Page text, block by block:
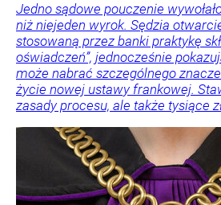
Jedno sądowe pouczenie
niż niejeden wyrok. Sędzia
stosowaną przez banki praktykę
oświadczeń”, jednocześnie
może nabrać szczególnego
życie nowej ustawy frankowej.
zasady procesu, ale także tysiące